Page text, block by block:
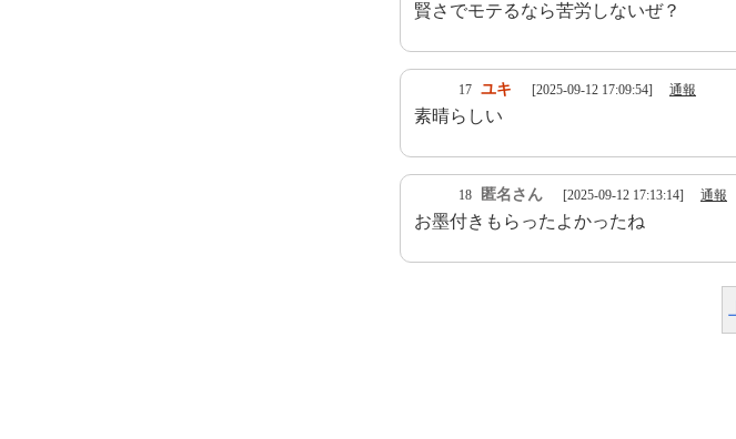
賢さでモテるなら苦労しないぜ？
17 ユキ [2025-09-12 17:09:54] 通報
素晴らしい
18 匿名さん [2025-09-12 17:13:14] 通報
お墨付きもらったよかったね